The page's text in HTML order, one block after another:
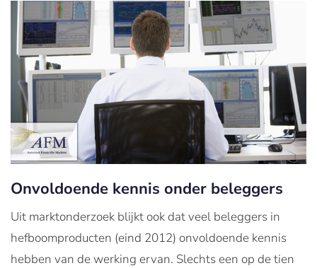
Onvoldoende kennis onder beleggers
Uit marktonderzoek blijkt ook dat veel beleggers in
hefboomproducten (eind 2012) onvoldoende kennis
hebben van de werking ervan. Slechts een op de tien